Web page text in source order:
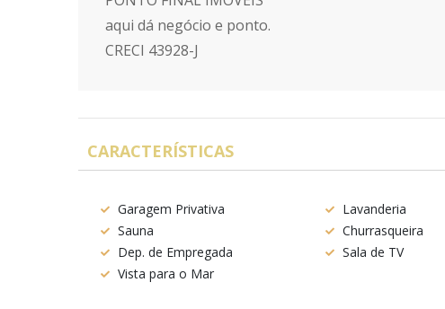
aqui dá negócio e ponto.
CRECI 43928-J
CARACTERÍSTICAS
Garagem Privativa Lavanderia
Sauna
Churrasqueira
Dep. de Empregada
Sala de TV
Vista para o Mar